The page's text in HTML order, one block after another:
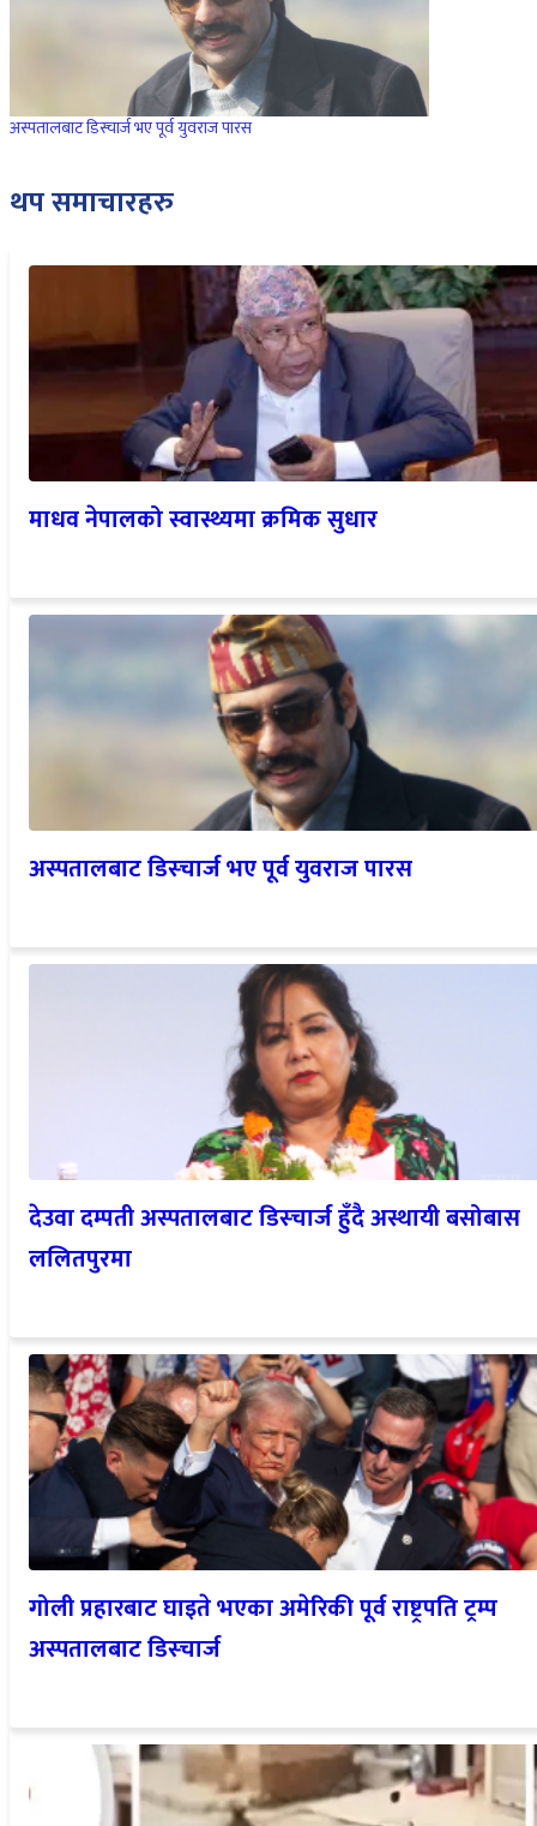
अस्पतालबाट डिस्चार्ज भए पूर्व युवराज पारस
थप समाचारहरु
माधव नेपालको स्वास्थ्यमा क्रमिक सुधार
अस्पतालबाट डिस्चार्ज भए पूर्व युवराज पारस
देउवा दम्पती अस्पतालबाट डिस्चार्ज हुँदै अस्थायी बसोबास
ललितपुरमा
गोली प्रहारबाट घाइते भएका अमेरिकी पूर्व राष्ट्रपति ट्रम्प
अस्पतालबाट डिस्चार्ज